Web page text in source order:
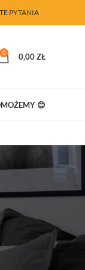
PYTANIA
0 0,00ZŁ
😊